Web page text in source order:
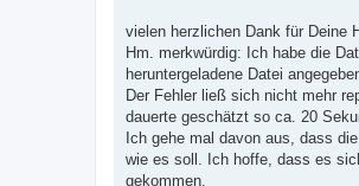
a
vielen herzlichen Dank für Deine
Hm. merkwürdig: Ich habe die
heruntergeladene Datei
Der Fehler ließ sich nicht mehr
dauerte geschätzt so ca. 20
Ich gehe mal davon aus, dass
wie es soll. Ich hoffe, dass es
gekommen.